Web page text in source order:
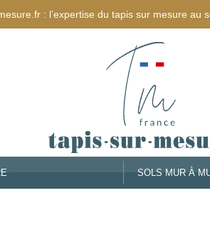
: l’expertise du tapis sur mesure au
SOLS MUR À